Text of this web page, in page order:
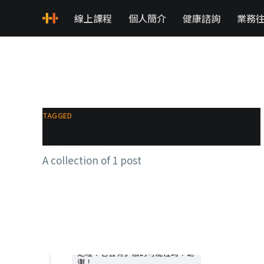
線上課程 個人簡介 健康諮詢 業務
TAGGED
A collection of 1 post